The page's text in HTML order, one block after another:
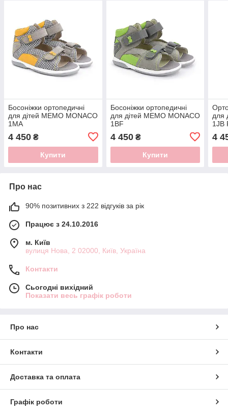
Босоніжки ортопедичні
для дітей MEMO MONACO
1MA
4 450 ₴
Купити
Босоніжки ортопедичні
для дітей MEMO MONACO
1BF
4 450₴
Купити
для
1JB
4
Про нас
90% позитивних з 222 відгуків за рік
Працює з 24.10.2016
м. Київ
вулиця Нова, 2 02000, Київ, Україна
Контакти
Сьогодні вихідний
Показати весь графік роботи
Про нас
Контакти
Доставка та оплата
Графік роботи